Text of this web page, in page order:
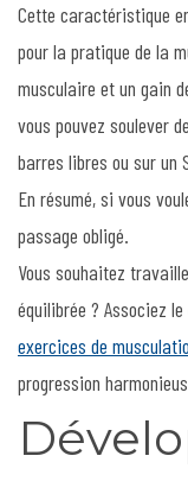
Cette caractéristique
pour la pratique de la
musculaire et un gain
vous pouvez soulever
barres libres ou sur un
En résumé, si vous
passage obligé.
Vous souhaitez
équilibrée ? Associez
exercices de
progression